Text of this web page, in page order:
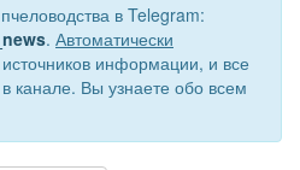
в Telegram:
. Автоматически
информации, и все
канале. Вы узнаете обо всем